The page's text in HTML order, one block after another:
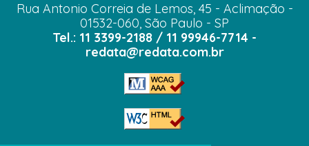
Rua Antonio Correia de Lemos, 45 - Aclimação -
01532-060, São Paulo - SP
Tel.: 11 3399-2188 / 11 99946-7714 -
redata@redata.com.br